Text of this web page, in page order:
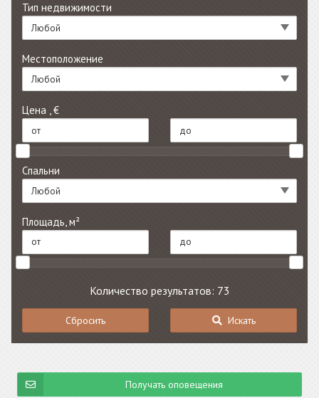
Тип недвижимости
Любой
Местоположение
Любой
Цена , €
Спальни
Любой
Площадь, м²
Количество результатов: 73
Сбросить Искать
Получать оповещения